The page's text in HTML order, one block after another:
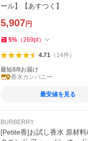
ール】【あすつく】
5,907円
5% （269pt）
4.71（ 14件）
最短8/8お届け
香水カンパニー
最安値を見る
BURBERRY
[Petite香]お試し香水 原材